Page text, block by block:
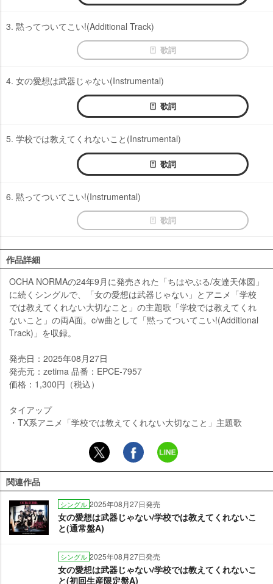
3. 黙ってついてこい!(Additional Track)
歌詞
4. 女の愛想は武器じゃない(Instrumental)
歌詞
5. 学校では教えてくれないこと(Instrumental)
歌詞
6. 黙ってついてこい!(Instrumental)
歌詞
作品詳細
OCHA NORMAの24年9月に発売された「ちはやぶる/友達天体図」
に続くシングルで、「女の愛想は武器じゃない」とアニメ「学校
では教えてくれない大切なこと」の主題歌「学校では教えてくれ
ないこと」の両A面。c/w曲として「黙ってついてこい!(Additional
Track)」を収録。
発売日：2025年08月27日
発売元：zetima 品番：EPCE-7957
価格：1,300円（税込）
タイアップ
・TX系アニメ「学校では教えてくれない大切なこと」主題歌
関連作品
シングル 2025年08月27日発売
女の愛想は武器じゃない/学校では教えてくれないこ
と(通常盤A)
シングル 2025年08月27日発売
女の愛想は武器じゃない/学校では教えてくれないこ
と(初回生産限定盤A)